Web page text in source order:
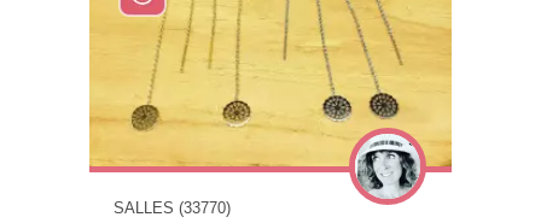
SALLES (33770)